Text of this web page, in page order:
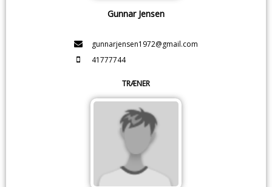
Gunnar Jensen
gunnarjensen1972@gmail.com
41777744
TRÆNER